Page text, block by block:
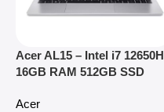
Acer AL15 – Intel i7 12650H
16GB RAM 512GB SSD
Acer